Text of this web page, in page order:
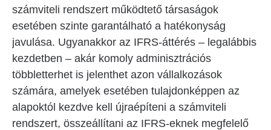
számviteli rendszert működtető társaságok
esetében szinte garantálható a hatékonyság
javulása. Ugyanakkor az IFRS-áttérés – legalábbis
kezdetben – akár komoly adminisztrációs
többletterhet is jelenthet azon vállalkozások
számára, amelyek esetében tulajdonképpen az
alapoktól kezdve kell újraépíteni a számviteli
rendszert, összeállítani az IFRS-eknek megfelelő